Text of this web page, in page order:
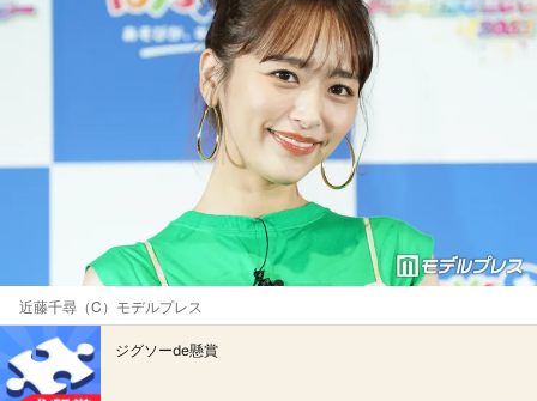
近藤千尋（C）モデルプレス
ジグソーde懸賞